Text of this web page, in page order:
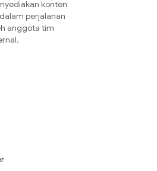
konten
perjalanan
anggota tim